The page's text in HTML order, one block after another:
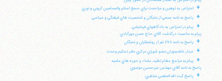
+ اعتراض به توهين و مزاحمت براي حجج اسلام والمسلمين كروبي و نوري
+ پاسخ به نامه جمعي از نخبگان و شخصيت هاي فرهنگي و سياسي
+
پيام در اعتراض به دادگاههاي فرمايشي
پيام به مناسبت درگذشت آقاي حاج حسن مهرآبادي
+ پاسخ به نامه 293 نفر از روشنفكران و نخبگان
+ ديدار دانشجويان عضو شوراي مركزي دفتر تحكيم وحدت
+
پيام به مراجع عظام تقليد، علماء و حوزه هاي علميه
پاسخ به نامه آقاي مهندس ميرحسين موسوي
+
پاسخ آيت الله العظمي منتظري: